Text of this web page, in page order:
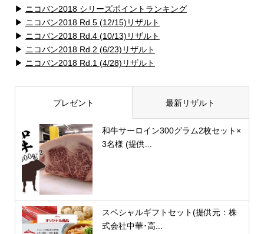
▶ ニコバン2018 シリーズポイントランキング
▶ ニコバン2018 Rd.5 (12/15)リザルト
▶ ニコバン2018 Rd.4 (10/13)リザルト
▶ ニコバン2018 Rd.2 (6/23)リザルト
▶ ニコバン2018 Rd.1 (4/28)リザルト
プレゼント 最新リザルト
和牛サーロイン300グラム2枚セット×
3名様 (提供...
スペシャルギフトセット(提供元：株
式会社中華･高...